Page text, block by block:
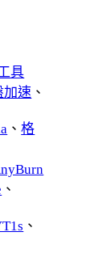
具
加速 、
、格
、
、